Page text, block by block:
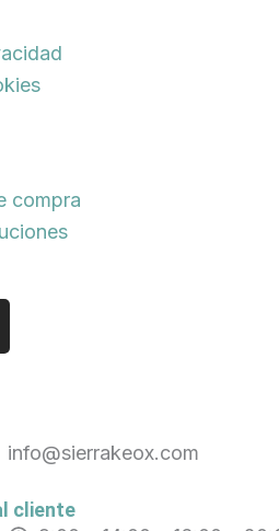
compra
info@sierrakeox.com
cliente